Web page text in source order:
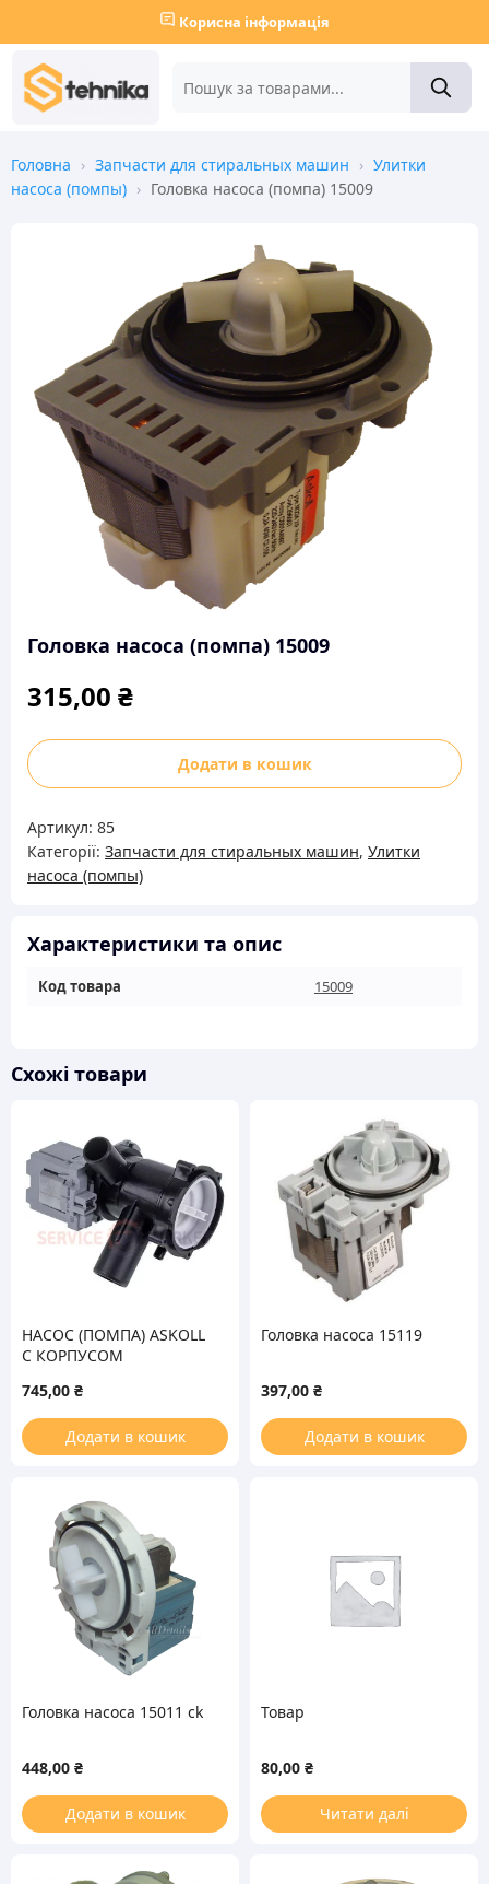
Корисна інформація
Головна › Запчасти для стиральных машин › Улитки
насоса (помпы) › Головка насоса (помпа) 15009
Головка насоса (помпа) 15009
315,00 ₴
Головка
насоса
15009
кількість
Додати в кошик
Артикул: 85
Категорії: Запчасти для стиральных машин, Улитки
насоса (помпы)
Характеристики та опис
Код товара 15009
Схожі товари
НАСОС (ПОМПА) ASKOLL
С КОРПУСОМ
BOSCH 15095
745,00 ₴
Додати в кошик
Головка насоса 15119
397,00 ₴
Додати в кошик
Головка насоса 15011 ck
448,00 ₴
Додати в кошик
Товар
80,00 ₴
Читати далі